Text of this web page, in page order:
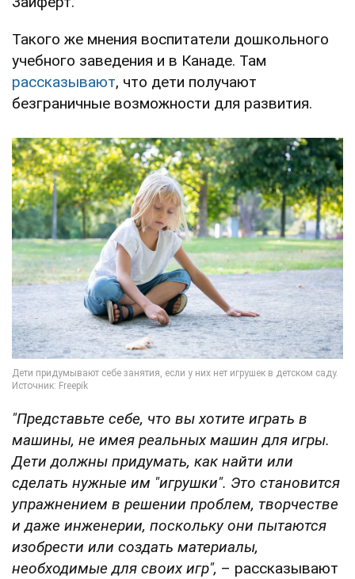
Такого же мнения воспитатели дошкольного
учебного заведения и в Канаде. Там
рассказывают, что дети получают
безграничные возможности для развития.
"Представьте себе, что вы хотите играть в
машины, не имея реальных машин для игры.
Дети должны придумать, как найти или
сделать нужные им "игрушки". Это становится
упражнением в решении проблем, творчестве
и даже инженерии, поскольку они пытаются
изобрести или создать материалы,
необходимые для своих игр", – рассказывают